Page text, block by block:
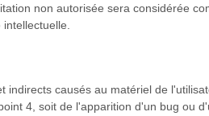
non autorisée sera considérée
causés au matériel de
4, soit de l'apparition d'un bug ou